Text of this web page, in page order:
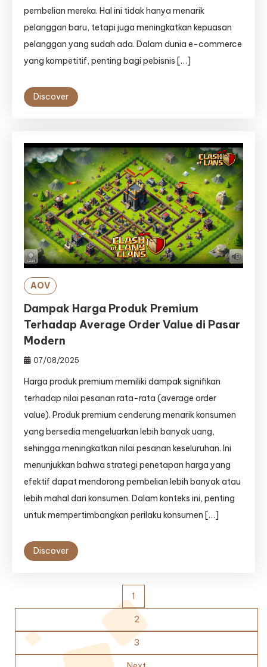
pembelian mereka. Hal ini tidak hanya menarik
pelanggan baru, tetapi juga meningkatkan kepuasan
pelanggan yang sudah ada. Dalam dunia e-commerce
yang kompetitif, penting bagi pebisnis […]
Discover
AOV
Dampak Harga Produk Premium
Terhadap Average Order Value di Pasar
Modern
07/08/2025
Harga produk premium memiliki dampak signifikan
terhadap nilai pesanan rata-rata (average order
value). Produk premium cenderung menarik konsumen
yang bersedia mengeluarkan lebih banyak uang,
sehingga meningkatkan nilai pesanan keseluruhan. Ini
menunjukkan bahwa strategi penetapan harga yang
efektif dapat mendorong pembelian lebih banyak atau
lebih mahal dari konsumen. Dalam konteks ini, penting
untuk mempertimbangkan perilaku konsumen […]
Discover
pagination
1
2
3